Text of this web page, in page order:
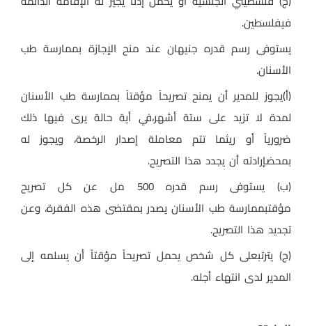
فيفلسطين.
يستوفى رسم قدره جنيهان عند منح الإجازة بممارسة طب
الأسنان.
)أ(يجوز للمدير أن يمنح تصريحاً مؤقتاً بممارسة طب الأسنان
لمدة لا تزيد على ستة أشهر،في أية حالة يرى فيها ذلك
ضرورياً أو ريثما تتم معاملة إصدار الرخصة، ويجوز له
بمحضإرادته أن يجدد هذا التصريح.
(ب) يستوفى رسم قدره 500 مل عن كل تصريح
مؤقتبممارسة طب الأسنان يصدر بمقتضى هذه الفقرة، وعن
تجديد هذا التصريح.
)ج) يترتبعلى كل شخص يحمل تصريحاً مؤقتاً أن يسلمه إلى
المدير لدى انتهاء أجله.